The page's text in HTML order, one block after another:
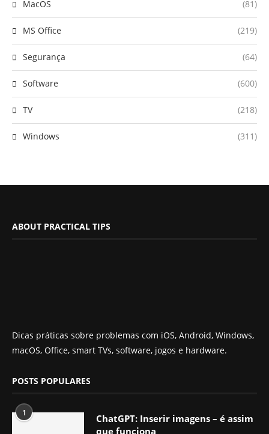
MacOS (81)
MS Office (219)
Segurança (64)
Software (600)
TV (218)
Windows (311)
ABOUT PRACTICAL TIPS
Dicas práticas sobre problemas com iOS, Android, Windows,
macOS, Office, smart TVs, software, jogos e hardware.
POSTS POPULARES
1
ChatGPT: Inserir imagens – é assim
que funciona